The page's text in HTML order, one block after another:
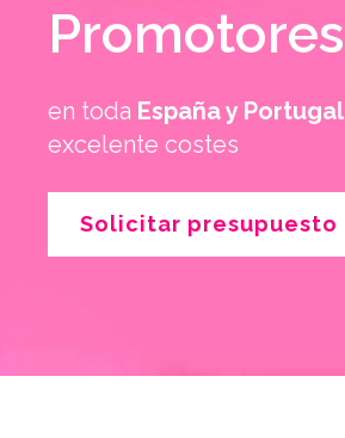
Promotores
en toda España y Portugal
excelente costes
Solicitar presupuesto